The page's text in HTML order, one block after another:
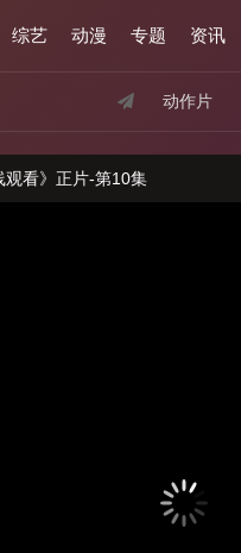
综艺 动漫 专题 资讯
动作片
看》正片-第10集